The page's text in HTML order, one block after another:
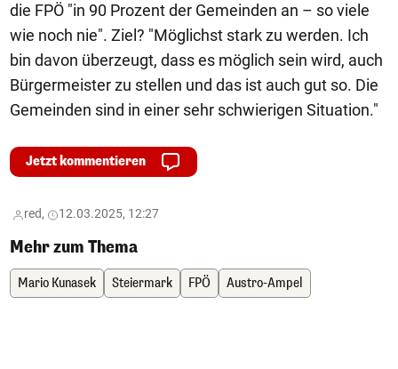
die FPÖ "in 90 Prozent der Gemeinden an – so viele
wie noch nie". Ziel? "Möglichst stark zu werden. Ich
bin davon überzeugt, dass es möglich sein wird, auch
Bürgermeister zu stellen und das ist auch gut so. Die
Gemeinden sind in einer sehr schwierigen Situation."
Jetzt kommentieren
red, 12.03.2025, 12:27
Mehr zum Thema
Mario Kunasek Steiermark FPÖ Austro-Ampel